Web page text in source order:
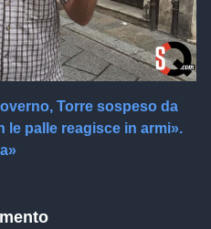
Torre sospeso da
le palle reagisce in armi».